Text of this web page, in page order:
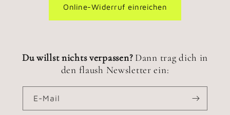
Online-Widerruf einreichen
Du willst nichts verpassen? Dann trag dich in
den flaush Newsletter ein:
E-Mail